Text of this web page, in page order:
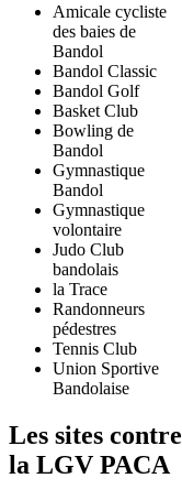
Amicale cycliste
des baies de
Bandol
Bandol Classic
Bandol Golf
Basket Club
Bowling de
Bandol
Gymnastique
Bandol
Gymnastique
volontaire
Judo Club
bandolais
la Trace
Randonneurs
pédestres
Tennis Club
Union Sportive
Bandolaise
Les sites contre
la LGV PACA